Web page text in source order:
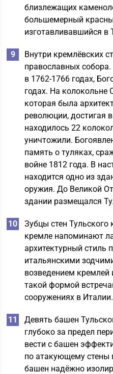
близлежащих
большемерный
изготавливавшийся в
Внутри кремлёвских
православных собора.
в 1762-1766 годах,
годах. На колокольне
которая была
революции, достигая
находилось 22
уничтожили.
память о туляках,
войне 1812 года. В
находится одно из
оружия. До Великой
здании размещался
Зубцы стен
кремле напоминают
архитектурный стиль
итальянскими
возведением кремлей
такой формой
сооружениях в Италии.
Девять башен
глубоко за предел
вести с башен
по атакующему стены
башен надёжно